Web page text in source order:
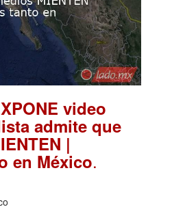
video
admite que
|
en México.